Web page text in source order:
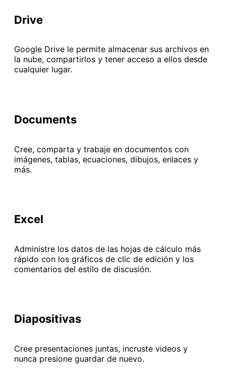
Drive
Google Drive le permite almacenar sus archivos en
la nube, compartirlos y tener acceso a ellos desde
cualquier lugar.
Documents
Cree, comparta y trabaje en documentos con
imágenes, tablas, ecuaciones, dibujos, enlaces y
más.
Excel
Administre los datos de las hojas de cálculo más
rápido con los gráficos de clic de edición y los
comentarios del estilo de discusión.
Diapositivas
Cree presentaciones juntas, incruste videos y
nunca presione guardar de nuevo.